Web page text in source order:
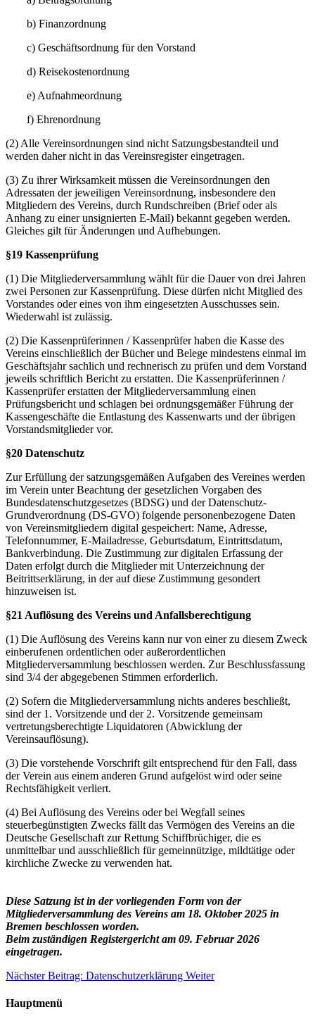
b) Finanzordnung
c) Geschäftsordnung für den Vorstand
d) Reisekostenordnung
e) Aufnahmeordnung
f) Ehrenordnung
(2) Alle Vereinsordnungen sind nicht Satzungsbestandteil und
werden daher nicht in das Vereinsregister eingetragen.
(3) Zu ihrer Wirksamkeit müssen die Vereinsordnungen den
Adressaten der jeweiligen Vereinsordnung, insbesondere den
Mitgliedern des Vereins, durch Rundschreiben (Brief oder als
Anhang zu einer unsignierten E-Mail) bekannt gegeben werden.
Gleiches gilt für Änderungen und Aufhebungen.
§19 Kassenprüfung
(1) Die Mitgliederversammlung wählt für die Dauer von drei Jahren
zwei Personen zur Kassenprüfung. Diese dürfen nicht Mitglied des
Vorstandes oder eines von ihm eingesetzten Ausschusses sein.
Wiederwahl ist zulässig.
(2) Die Kassenprüferinnen / Kassenprüfer haben die Kasse des
Vereins einschließlich der Bücher und Belege mindestens einmal im
Geschäftsjahr sachlich und rechnerisch zu prüfen und dem Vorstand
jeweils schriftlich Bericht zu erstatten. Die Kassenprüferinnen /
Kassenprüfer erstatten der Mitgliederversammlung einen
Prüfungsbericht und schlagen bei ordnungsgemäßer Führung der
Kassengeschäfte die Entlastung des Kassenwarts und der übrigen
Vorstandsmitglieder vor.
§20 Datenschutz
Zur Erfüllung der satzungsgemäßen Aufgaben des Vereines werden
im Verein unter Beachtung der gesetzlichen Vorgaben des
Bundesdatenschutzgesetzes (BDSG) und der Datenschutz-
Grundverordnung (DS-GVO) folgende personenbezogene Daten
von Vereinsmitgliedern digital gespeichert: Name, Adresse,
Telefonnummer, E‑Mailadresse, Geburtsdatum, Eintrittsdatum,
Bankverbindung. Die Zustimmung zur digitalen Erfassung der
Daten erfolgt durch die Mitglieder mit Unterzeichnung der
Beitrittserklärung, in der auf diese Zustimmung gesondert
hinzuweisen ist.
§21 Auflösung des Vereins und Anfallsberechtigung
(1) Die Auflösung des Vereins kann nur von einer zu diesem Zweck
einberufenen ordentlichen oder außerordentlichen
Mitgliederversammlung beschlossen werden. Zur Beschlussfassung
sind 3/4 der abgegebenen Stimmen erforderlich.
(2) Sofern die Mitgliederversammlung nichts anderes beschließt,
sind der 1. Vorsitzende und der 2. Vorsitzende gemeinsam
vertretungsberechtigte Liquidatoren (Abwicklung der
Vereinsauflösung).
(3) Die vorstehende Vorschrift gilt entsprechend für den Fall, dass
der Verein aus einem anderen Grund aufgelöst wird oder seine
Rechtsfähigkeit verliert.
(4) Bei Auflösung des Vereins oder bei Wegfall seines
steuerbegünstigten Zwecks fällt das Vermögen des Vereins an die
Deutsche Gesellschaft zur Rettung Schiffbrüchiger, die es
unmittelbar und ausschließlich für gemeinnützige, mildtätige oder
kirchliche Zwecke zu verwenden hat.
Diese Satzung ist in der vorliegenden Form von der
Mitgliederversammlung des Vereins am 18. Oktober 2025 in
Bremen beschlossen worden.
Beim zuständigen Registergericht am 09. Februar 2026
eingetragen.
Nächster Beitrag: Datenschutzerklärung Weiter
Hauptmenü